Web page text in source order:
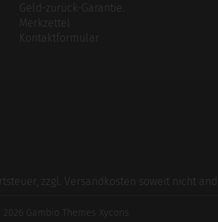
Geld-zurück-Garantie.
Merkzettel
Kontaktformular
zzgl. Versandkosten soweit nicht
Gambio Themes
Xycons